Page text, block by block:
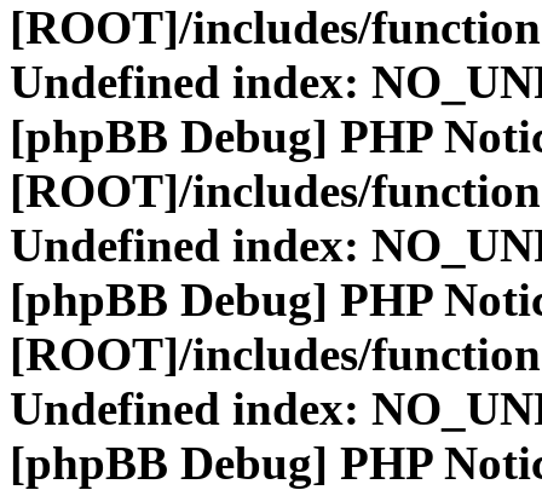
[ROOT]/includes/
Undefined index:
[phpBB Debug] PHP
[ROOT]/includes/
Undefined index:
[phpBB Debug] PHP
[ROOT]/includes/
Undefined index:
[phpBB Debug] PHP